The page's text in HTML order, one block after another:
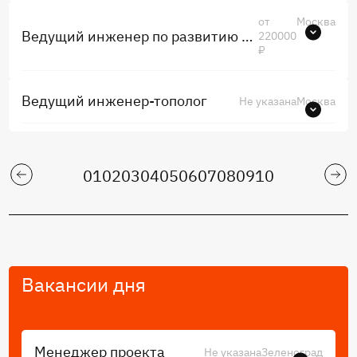
Ведущий инженер по развитию продуктов микроэлектроники
от
220000
₽
Москва
Ведущий инженер-тополог Не указанаМосква
01020304050607080910
Вакансии дня
Менеджер проекта Не указанаЗеленоград